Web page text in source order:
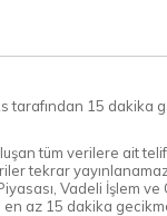
tarafından 15 dakika
tüm verilere ait
tekrar
Vadeli İşlem ve
en az 15 dakika